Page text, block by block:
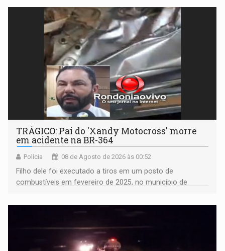
TRÁGICO: Pai do 'Xandy Motocross' morre
em acidente na BR-364
Polícia 08 de Agosto de 2026 às 00:52
Filho dele foi executado a tiros em um posto de
combustíveis em fevereiro de 2025, no município de